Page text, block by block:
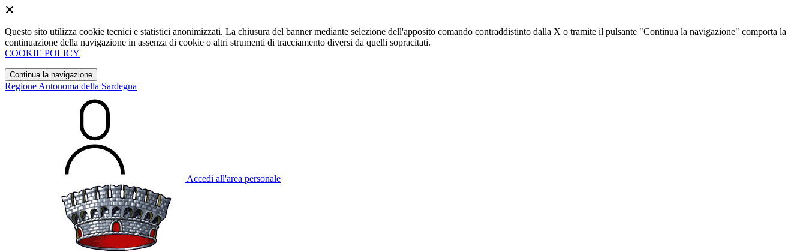
Questo sito utilizza cookie tecnici e statistici anonimizzati. La chiusura del banner mediante selezione dell'apposito comando contraddistinto dalla X o tramite il pulsante "Continua la navigazione" comporta la
continuazione della navigazione in assenza di cookie o altri strumenti di tracciamento diversi da quelli sopracitati.
COOKIE POLICY
Continua la navigazione
Regione Autonoma della Sardegna
Accedi all'area personale